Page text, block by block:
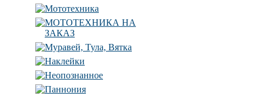
Мототехника
МОТОТЕХНИКА НА
ЗАКАЗ
Муравей, Тула, Вятка
Наклейки
Неопознанное
Паннония